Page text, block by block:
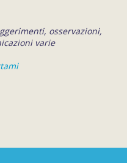
osservazioni,
varie